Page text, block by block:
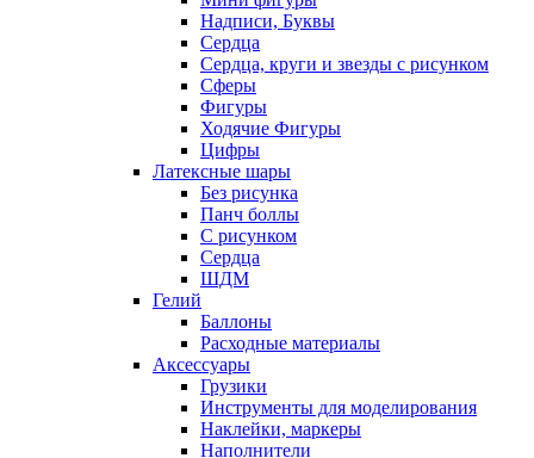
Надписи, Буквы
Сердца
Сердца, круги и звезды с рисунком
Сферы
Фигуры
Ходячие Фигуры
Цифры
Латексные шары
Без рисунка
Панч боллы
С рисунком
Сердца
ШДМ
Гелий
Баллоны
Расходные материалы
Аксессуары
Грузики
Инструменты для моделирования
Наклейки, маркеры
Наполнители